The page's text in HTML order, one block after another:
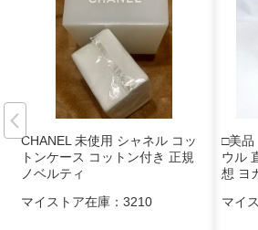
CHANEL 未使用 シャネル コッ
トンケース コットン付き 正規
ノベルティ
マイストア在庫： 3210
□美
ウル
想 ヨ
マイ